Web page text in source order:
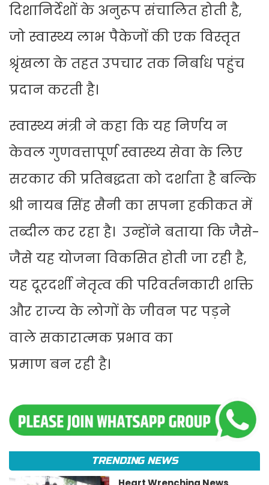
दिशानिर्देशों के अनुरूप संचालित होती है,
जो स्वास्थ्य लाभ पैकेजों की एक विस्तृत
श्रृंखला के तहत उपचार तक निर्बाध पहुंच
प्रदान करती है।
स्वास्थ्य मंत्री ने कहा कि यह निर्णय न
केवल गुणवत्तापूर्ण स्वास्थ्य सेवा के लिए
सरकार की प्रतिबद्धता को दर्शाता है बल्कि
श्री नायब सिंह सैनी का सपना हकीकत में
तब्दील कर रहा है। उन्होंने बताया कि जैसे-
जैसे यह योजना विकसित होती जा रही है,
यह दूरदर्शी नेतृत्व की परिवर्तनकारी शक्ति
और राज्य के लोगों के जीवन पर पड़ने
वाले सकारात्मक प्रभाव का
प्रमाण बन रही है।
TRENDING NEWS